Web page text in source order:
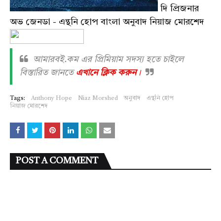
দি প্রিজনার
অভ জেনডা - এন্থনি হোপ বাংলা অনুবাদ নিয়াজ মোরশেদ
আমারবই.কম এর প্রিমিয়াম সদস্য হতে চাইলে
বিস্তারিত জানতেএখানে ক্লিক করুন।
Tags: Anthony Hope Niaz Morshed অনুবাদ
এন্থনি হোপ
নিয়াজ মোরশেদ
POST A COMMENT